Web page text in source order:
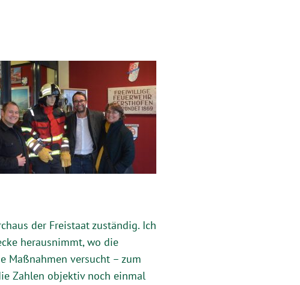
der Freistaat zuständig. Ich
herausnimmt, wo die
Maßnahmen versucht – zum
Zahlen objektiv noch einmal